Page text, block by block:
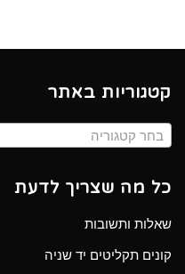
קטגוריות באתר
בחר קטגוריה
כל מה שצריך לדעת
שאלות ותשובות
קונים תקליטים יד שניה